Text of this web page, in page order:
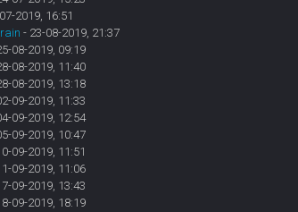
2019, 16:51
- 23-08-2019, 21:37
08-2019, 09:19
08-2019, 11:40
08-2019, 13:18
09-2019, 11:33
09-2019, 12:54
09-2019, 10:47
09-2019, 11:51
09-2019, 11:06
09-2019, 13:43
09-2019, 18:19